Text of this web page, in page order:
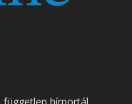
hírportál.